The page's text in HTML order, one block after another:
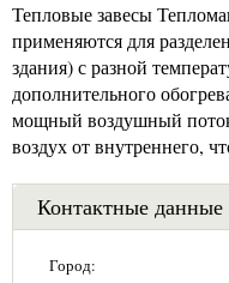
Тепловые завесы
применяются для
здания) с разной
дополнительного
мощный воздушный
воздух от внутреннего,
Контактные данные
Город: